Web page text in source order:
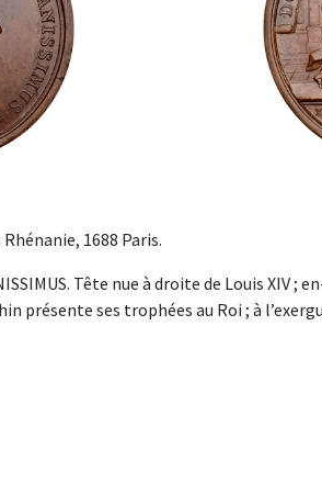
1688 Paris.
Tête nue à droite de Louis XIV ;
présente ses trophées au Roi ; à